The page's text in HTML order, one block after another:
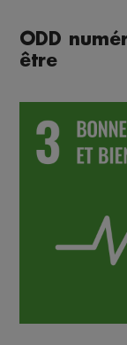
ODD
être